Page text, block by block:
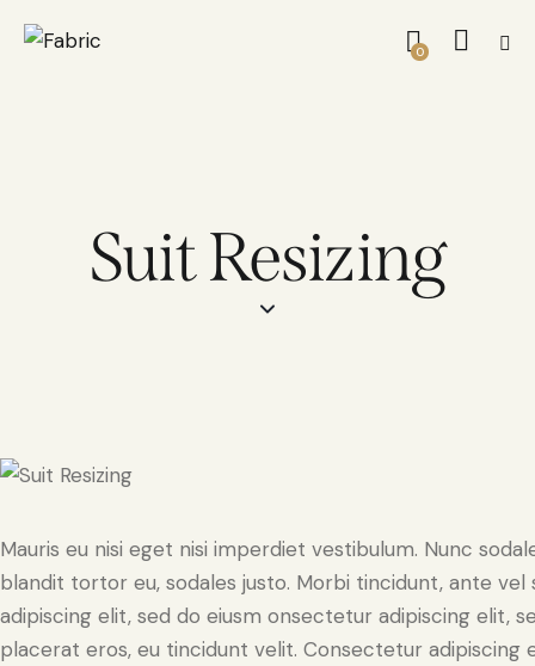
0
Suit Resizing
Mauris eu nisi eget nisi imperdiet vestibulum. Nunc
blandit tortor eu, sodales justo. Morbi tincidunt, ante
adipiscing elit, sed do eiusm onsectetur adipiscing elit,
placerat eros, eu tincidunt velit. Consectetur adipiscing